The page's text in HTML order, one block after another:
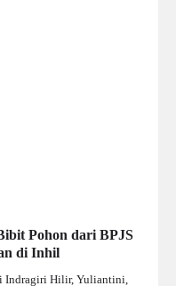
Pohon dari BPJS
di Inhil
Indragiri Hilir, Yuliantini,